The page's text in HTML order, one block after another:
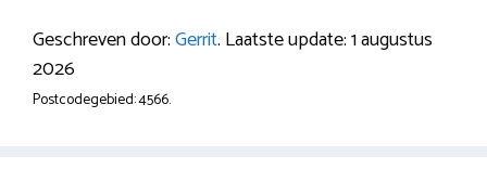
Geschreven door:Gerrit. Laatste update: 1 augustus
2026
Postcodegebied: 4566.